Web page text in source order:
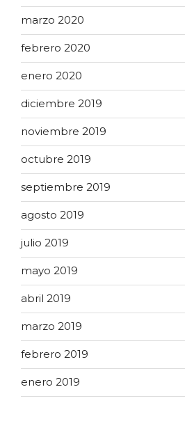
marzo 2020
febrero 2020
enero 2020
diciembre 2019
noviembre 2019
octubre 2019
septiembre 2019
agosto 2019
julio 2019
mayo 2019
abril 2019
marzo 2019
febrero 2019
enero 2019